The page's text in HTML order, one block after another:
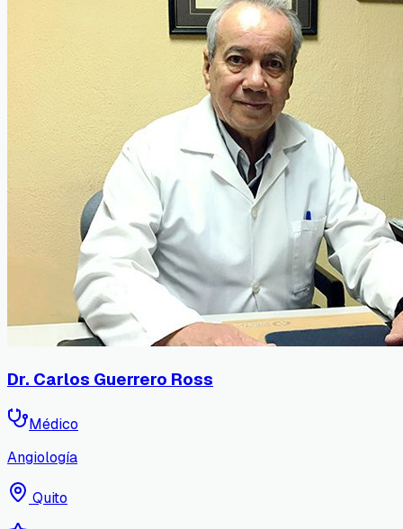
Dr. Carlos Guerrero Ross
Médico
Angiología
Quito